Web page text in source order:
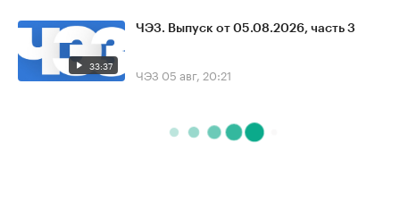
33:37
ЧЭЗ. Выпуск от 05.08.2026, часть 3
ЧЭЗ 05 авг, 20:21